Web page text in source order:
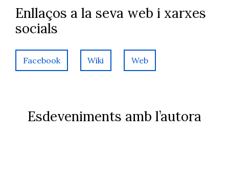
Enllaços a la seva web i xarxes
socials
Facebook Wiki Web
Esdeveniments amb l’autora